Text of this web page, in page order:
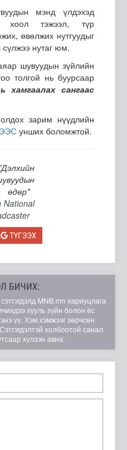
мэнд үлдэхэд
хоол тэжээл, түр
өвөлжих нутгуудыг
нутаг юм.
шувуудын зүйлийн
толгой нь буурсаар
хамгаалах сангаас
зарим нүүдлийн
унших боломжтой.
өдөр"
National
ТҮГЭЭХ
БИЧИХ:
MNB.mn хариуцлага
хууль зүйн болон ёс
үү. Хэм хэмжээг зөрчсөн
холбоотой санал
хүлээн авна.